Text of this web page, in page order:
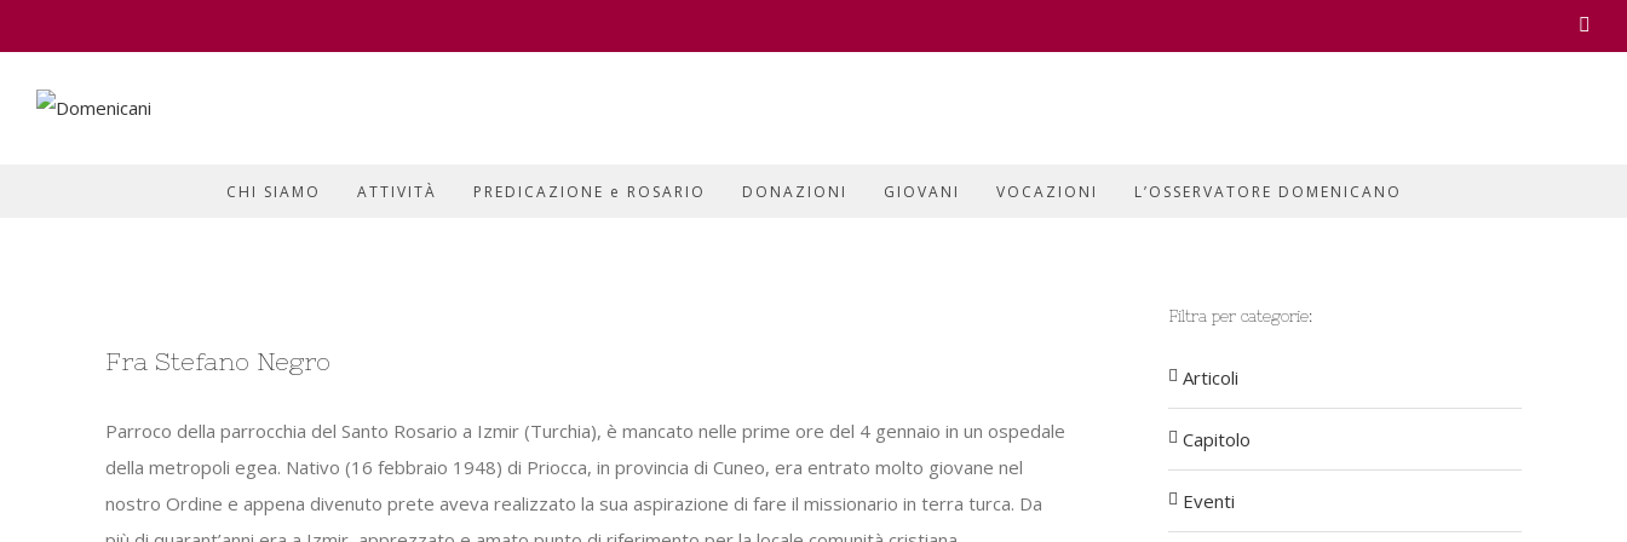
CHI SIAMO ATTIVITÀ PREDICAZIONE e ROSARIO DONAZIONI GIOVANI VOCAZIONI L’OSSERVATORE DOMENICANO
Larger
Fra Stefano Negro
Parroco della parrocchia del Santo Rosario a Izmir (Turchia), è mancato nelle prime ore del 4 gennaio in un ospedale
della metropoli egea. Nativo (16 febbraio 1948) di Priocca, in provincia di Cuneo, era entrato molto giovane nel
nostro Ordine e appena divenuto prete aveva realizzato la sua aspirazione di fare il missionario in terra turca. Da
Filtra per categorie:
Articoli
Capitolo
Eventi